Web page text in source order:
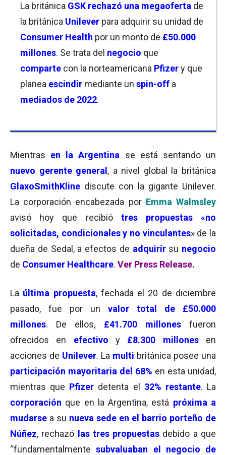
La británica GSK rechazó una megaoferta de
la británica Unilever para adquirir su unidad de
Consumer Health por un monto de £50.000
millones. Se trata del negocio que
comparte con la norteamericana Pfizery que
planea escindir mediante un spin-off a
mediados de 2022.
Mientras en la Argentina se está sentando un
nuevo gerente general , a nivel global la británica
GlaxoSmithKline discute con la gigante Unilever.
La corporación encabezada por Emma Walmsley
avisó hoy que recibió tres propuestas
«no
solicitadas, condicionales y no vinculantes» de la
dueña de Sedal, a efectos de adquirir su negocio
de Consumer Healthcare. Ver Press Release.
La última propuesta, fechada el 20 de diciembre
pasado, fue por un valor total de £50.000
millones. De ellos, £41.700 millonesfueron
ofrecidos en efectivo y £8.300 millonesen
acciones de Unilever. La multi británica posee una
participación mayoritaria del 68% en esta unidad,
mientras que Pfizer detenta el 32% restante. La
corporación que en la Argentina, está próxima a
mudarse a su nueva sede en el barrio porteño de
Núñez, rechazó las tres propuestas debido a que
“fundamentalmentesubvaluaban el negocio de